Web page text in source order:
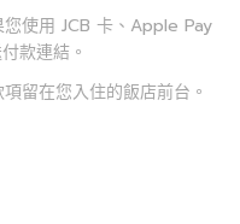
使用 JCB 卡、Apple Pay
款連結。
留在您入住的飯店前台。